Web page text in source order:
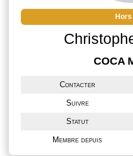
COCA
Contacter
Suivre
Statut
Membre depuis